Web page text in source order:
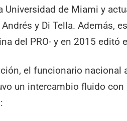
Universidad de Miami y
y Di Tella. Además,
del PRO- y en 2015 editó
el funcionario
un intercambio fluido